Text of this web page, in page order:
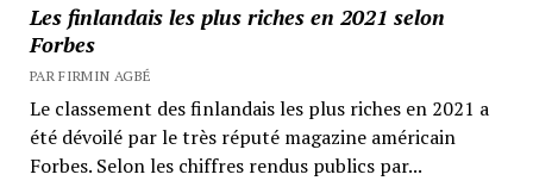
Les finlandais les plus riches en 2021 selon
Forbes
PAR FIRMIN AGBÉ
Le classement des finlandais les plus riches en 2021 a
été dévoilé par le très réputé magazine américain
Forbes. Selon les chiffres rendus publics par...